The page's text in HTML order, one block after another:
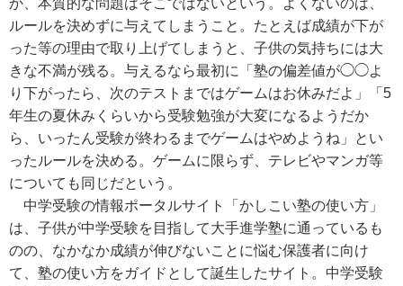
か、本質的な問題はそこではないという。よくないのは、
ルールを決めずに与えてしまうこと。たとえば成績が下が
った等の理由で取り上げてしまうと、子供の気持ちには大
きな不満が残る。与えるなら最初に「塾の偏差値が◯◯よ
り下がったら、次のテストまではゲームはお休みだよ」「5
年生の夏休みくらいから受験勉強が大変になるようだか
ら、いったん受験が終わるまでゲームはやめようね」とい
ったルールを決める。ゲームに限らず、テレビやマンガ等
についても同じだという。
中学受験の情報ポータルサイト「かしこい塾の使い方」
は、子供が中学受験を目指して大手進学塾に通っているも
のの、なかなか成績が伸びないことに悩む保護者に向け
て、塾の使い方をガイドとして誕生したサイト。中学受験